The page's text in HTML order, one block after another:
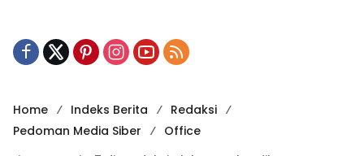
Home Indeks Berita
Redaksi
Pedoman Media Siber
Office